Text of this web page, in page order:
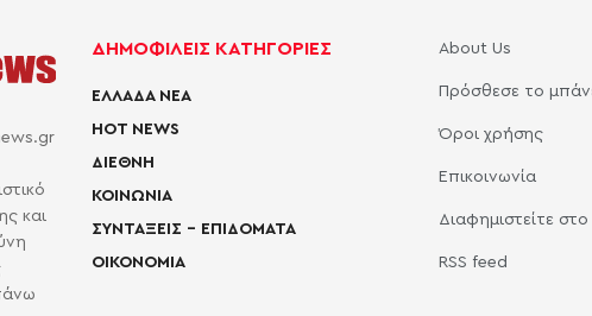
και
ΔΗΜΟΦΙΛΕΙΣ ΚΑΤΗΓΟΡΙΕΣ
ΕΛΛΑΔΑ ΝΕΑ
HOT NEWS
ΔΙΕΘΝΗ
ΚΟΙΝΩΝΙΑ
ΣΥΝΤΑΞΕΙΣ – ΕΠΙΔΟΜΑΤΑ
ΟΙΚΟΝΟΜΙΑ
About Us
Πρόσθεσε το
Όροι χρήσης
Επικοινωνία
Διαφημιστείτε
RSS feed